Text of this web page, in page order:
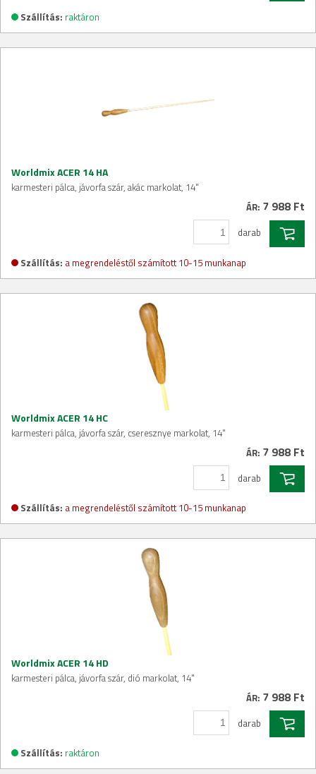
Szállítás: raktáron
Worldmix ACER 14 HA
karmesteri pálca, jávorfa szár, akác markolat, 14"
ÁR: 7 988 Ft
darab
Szállítás: a megrendeléstől számított 10-15 munkanap
Worldmix ACER 14 HC
karmesteri pálca, jávorfa szár, cseresznye markolat, 14"
ÁR: 7 988 Ft
darab
Szállítás: a megrendeléstől számított 10-15 munkanap
Worldmix ACER 14 HD
karmesteri pálca, jávorfa szár, dió markolat, 14"
ÁR: 7 988 Ft
darab
Szállítás: raktáron